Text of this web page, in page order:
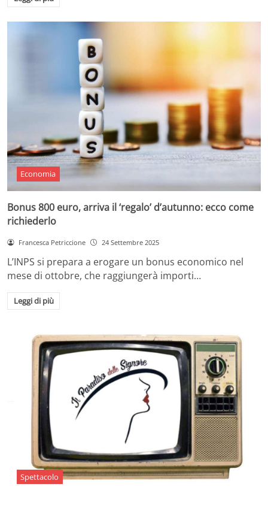
Economia
Bonus 800 euro, arriva il ‘regalo’ d’autunno: ecco come
richiederlo
Francesca Petriccione 24 Settembre 2025
L’INPS si prepara a erogare un bonus economico nel
mese di ottobre, che raggiungerà importi…
Leggi di più
Spettacolo